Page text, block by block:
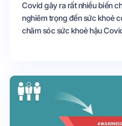
Covid gây ra rất nhiều biến
nghiêm trọng đến sức khoẻ
chăm sóc sức khoẻ hậu
chống chọi với loại virus nguy